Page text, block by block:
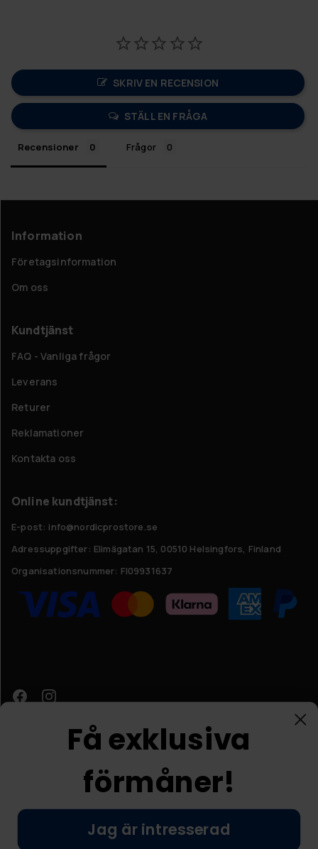
SKRIV EN RECENSION
STÄLL EN FRÅGA
Recensioner Frågor
Information
Företagsinformation
Om oss
Kundtjänst
FAQ - Vanliga frågor
Leverans
Returer
Reklamationer
Kontakta oss
Online kundtjänst:
E-post: info@nordicprostore.se
Adressuppgifter: Elimägatan 15, 00510 Helsingfors, Finland
Organisationsnummer: FI09931637
© Nordic Prostore 2026
Få exklusiva
förmåner!
Jag är intresserad